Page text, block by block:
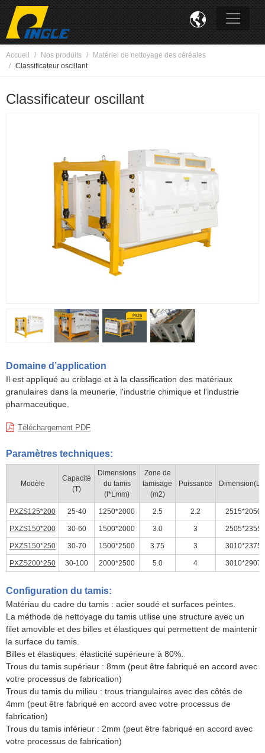

Accueil Nos produits
Matériel de nettoyage des céréales
Classificateur oscillant
Classificateur oscillant
Domaine d’application
Il est appliqué au criblage et à la classification des matériaux
granulaires dans la meunerie, l'industrie chimique et l'industrie
pharmaceutique.
Téléchargement PDF
Paramètres techniques:
Modèle
Capacité
(T)
Dimensions
du tamis
(l*Lmm)
Zone de
tamisage
(m2)
Puissance
PXZS125*200 25-40 1250*2000 2.5 2.2
PXZS150*200 30-60 1500*2000 3.0 3
PXZS150*250 30-70 1500*2500 3.75 3
PXZS200*250 30-100 2000*2500 5.0 4
Configuration du tamis:
Matériau du cadre du tamis : acier soudé et surfaces peintes.
La méthode de nettoyage du tamis utilise une structure avec un
filet amovible et des billes et élastiques qui permettent de maintenir
la surface du tamis.
Billes et élastiques: élasticité supérieure à 80%.
Trous du tamis supérieur : 8mm (peut être fabriqué en accord avec
votre processus de fabrication)
Trous du tamis du milieu : trous triangulaires avec des côtés de
4mm (peut être fabriqué en accord avec votre processus de
fabrication)
Trous du tamis inférieur : 2mm (peut être fabriqué en accord avec
votre processus de fabrication)